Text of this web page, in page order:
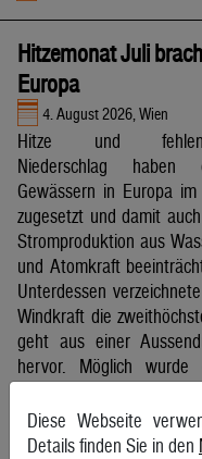
Hitzemonat Juli
Europa
4. August 2026, Wien
Hitze und
Niederschlag haben
Gewässern in Europa
zugesetzt und damit
Stromproduktion aus
und Atomkraft
Unterdessen
Windkraft die
geht aus einer
hervor. Möglich
Diese Webseite
Details finden Sie in den